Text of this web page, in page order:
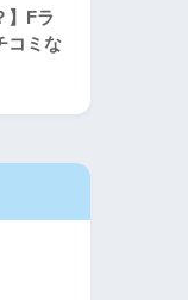
】Fラ
コミな